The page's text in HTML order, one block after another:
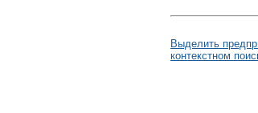
Выделить
контекстном